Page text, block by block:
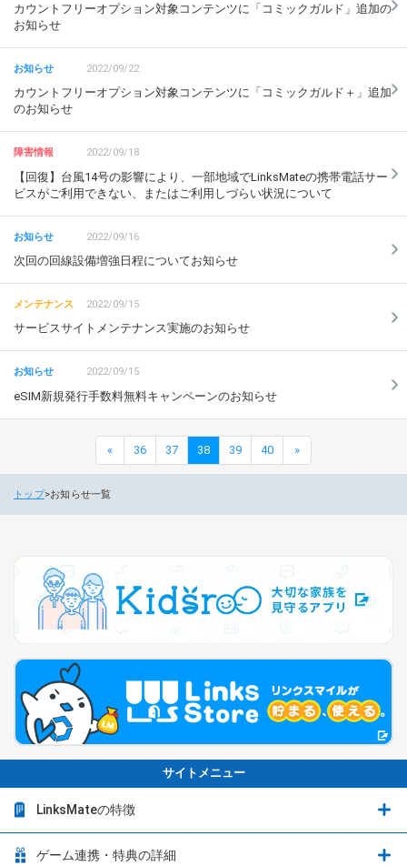
カウントフリーオプション対象コンテンツに「コミックガルド」追加の
お知らせ
2022/09/22
カウントフリーオプション対象コンテンツに「コミックガルド＋」追加
のお知らせ
2022/09/18
【回復】台風14号の影響により、一部地域でLinksMateの携帯電話サー
ビスがご利用できない、またはご利用しづらい状況について
2022/09/16
次回の回線設備増強日程についてお知らせ
2022/09/15
サービスサイトメンテナンス実施のお知らせ
2022/09/15
eSIM新規発行手数料無料キャンペーンのお知らせ
« 36 37 38 39 40 »
トップ お知らせ一覧
サイトメニュー
LinksMateの特徴
LinksMateの特徴
ゲーム連携・特典の詳細